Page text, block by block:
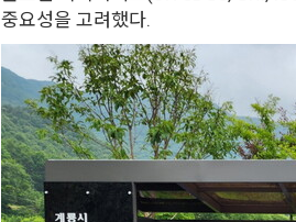
중요성을 고려했다.